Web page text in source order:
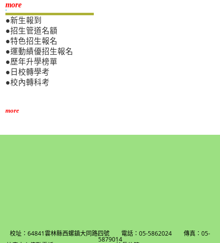
more新生專區
●新生報到
●招生管道名額
●特色招生報名
●運動績優招生報名
●歷年升學榜單
●日校轉學考
●校內轉科考
more
校址：64841雲林縣西螺鎮大同路四號 電話：05-5862024 傳真：05-
5879014